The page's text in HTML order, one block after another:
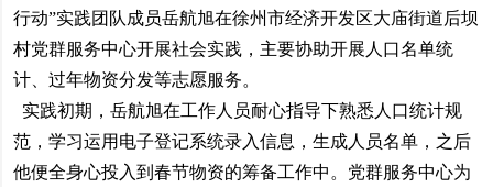
行动”实践团队成员岳航旭在徐州市经济开发区大庙街道后坝
村党群服务中心开展社会实践，主要协助开展人口名单统
计、过年物资分发等志愿服务。
实践初期，岳航旭在工作人员耐心指导下熟悉人口统计规
范，学习运用电子登记系统录入信息，生成人员名单，之后
他便全身心投入到春节物资的筹备工作中。党群服务中心为